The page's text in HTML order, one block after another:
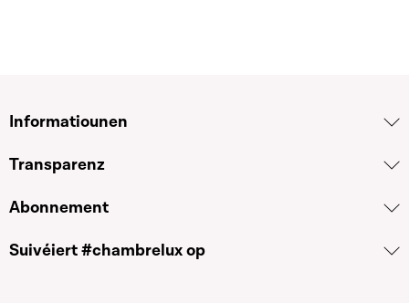
Informatiounen
Transparenz
Abonnement
Suivéiert #chambrelux op